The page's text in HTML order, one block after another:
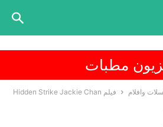
مطبات
وافلام
فيلم Hidden Strike Jackie Chan